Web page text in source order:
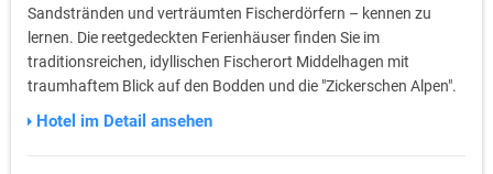
Sandstränden und verträumten Fischerdörfern – kennen zu
lernen. Die reetgedeckten Ferienhäuser finden Sie im
traditionsreichen, idyllischen Fischerort Middelhagen mit
traumhaftem Blick auf den Bodden und die "Zickerschen Alpen".
Hotel im Detail ansehen